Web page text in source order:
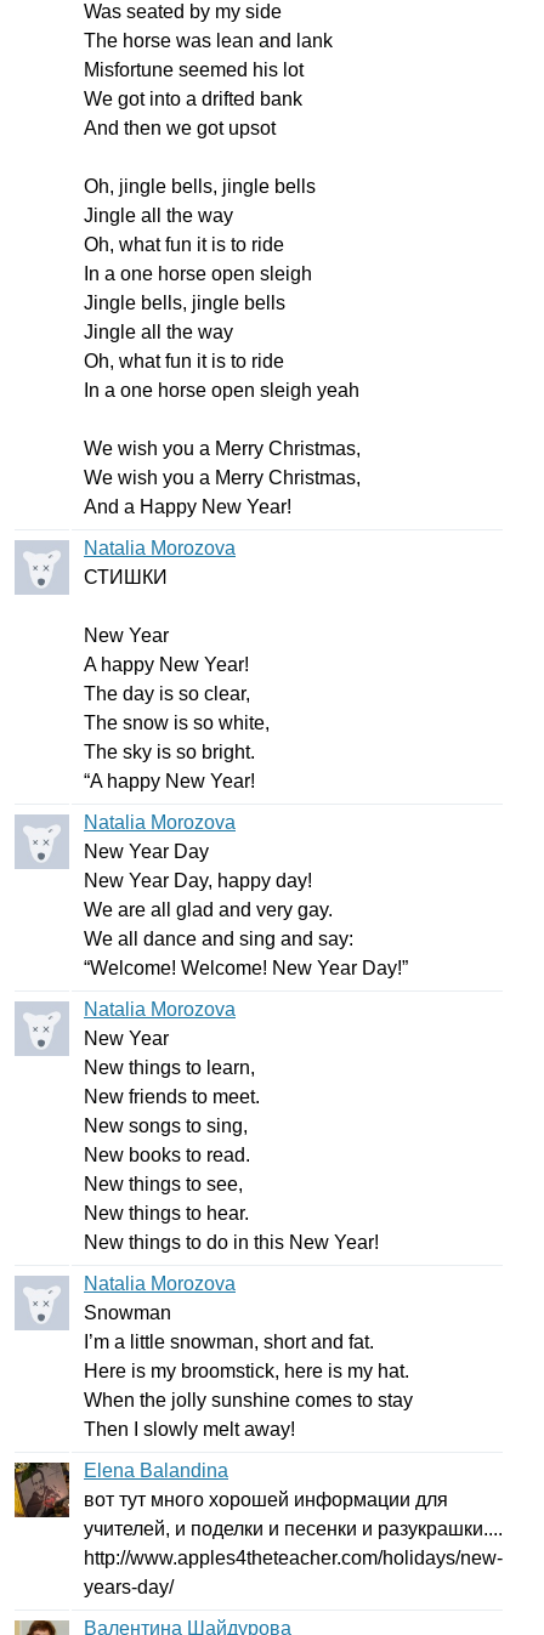
Was seated by my side
The horse was lean and lank
Misfortune seemed his lot
We got into a drifted bank
And then we got upsot
Oh, jingle bells, jingle bells
Jingle all the way
Oh, what fun it is to ride
In a one horse open sleigh
Jingle bells, jingle bells
Jingle all the way
Oh, what fun it is to ride
In a one horse open sleigh yeah
We wish you a Merry Christmas,
We wish you a Merry Christmas,
And a Happy New Year!
Natalia Morozova
СТИШКИ
New Year
A happy New Year!
The day is so clear,
The snow is so white,
The sky is so bright.
“A happy New Year!
Natalia Morozova
New Year Day
New Year Day, happy day!
We are all glad and very gay.
We all dance and sing and say:
“Welcome! Welcome! New Year Day!”
Natalia Morozova
New Year
New things to learn,
New friends to meet.
New songs to sing,
New books to read.
New things to see,
New things to hear.
New things to do in this New Year!
Natalia Morozova
Snowman
’m a little snowman, short and fat.
Here is my broomstick, here is my hat.
When the jolly sunshine comes to stay
Then
slowly melt away!
Elena Balandina
вот тут много хорошей информации для
учителей, и поделки и песенки и разукрашки....
http://www.apples4theteacher.com/holidays/new-
years-day/
Валентина Шайдурова